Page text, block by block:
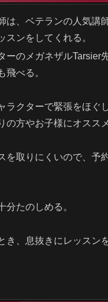
は、ベテランの人気講
スンをしてくれる。
ーのメガネザルTarsier
飛べる。
ラクターで緊張をほぐ
の方やお子様にオススメ
を取りにくいので、予
分たのしめる。
き、息抜きにレッスン